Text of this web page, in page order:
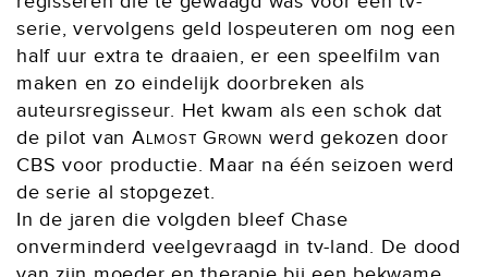
serie, vervolgens geld lospeuteren om nog een
half uur extra te draaien, er een speelfilm van
maken en zo eindelijk doorbreken als
auteursregisseur. Het kwam als een schok dat
de pilot van Almost Grown werd gekozen door
CBS voor productie. Maar na één seizoen werd
de serie al stopgezet.
In de jaren die volgden bleef Chase
onverminderd veelgevraagd in tv-land. De dood